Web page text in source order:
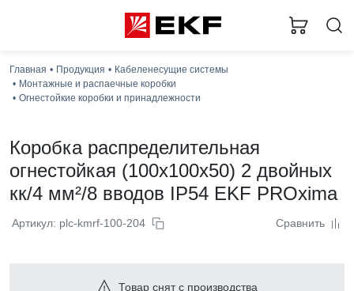
Главная Продукция
Кабеленесущие системы
Монтажные и распаечные коробки
Огнестойкие коробки и принадлежности
Коробка распределительная
огнестойкая (100x100x50) 2 двойных
кк/4 мм²/8 вводов IP54 EKF PROxima
Артикул: plc-kmrf-100-204 Сравнить
Товар снят с производства